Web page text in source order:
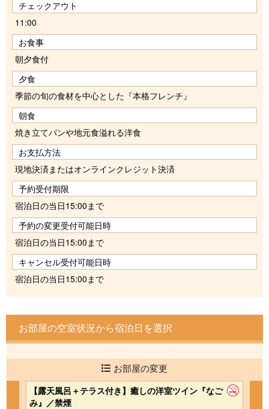
チェックアウト
11:00
お食事
朝夕食付
夕食
季節の旬の食材を中心とした『本格フレンチ』
朝食
焼き立てパンや地元食溢れる洋食
お支払方法
現地決済またはオンラインクレジット決済
予約受付期限
宿泊日の当日15:00まで
予約の変更受付可能日時
宿泊日の当日15:00まで
キャンセル受付可能日時
宿泊日の当日15:00まで
お部屋の空室状況から宿泊日を選択
お部屋の変更
【露天風呂＋テラス付き】癒しの洋室ツイン『なご
み』／禁煙